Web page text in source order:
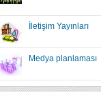
İletişim Yayınları
Medya planlaması